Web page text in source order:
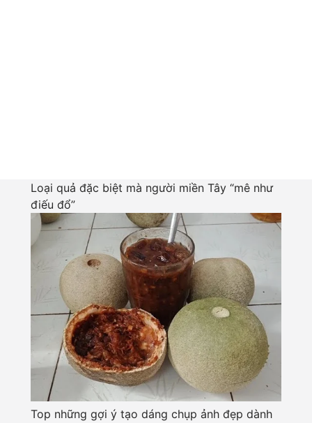
Loại quả đặc biệt mà người miền Tây “mê như
điếu đổ”
Top những gợi ý tạo dáng chụp ảnh đẹp dành